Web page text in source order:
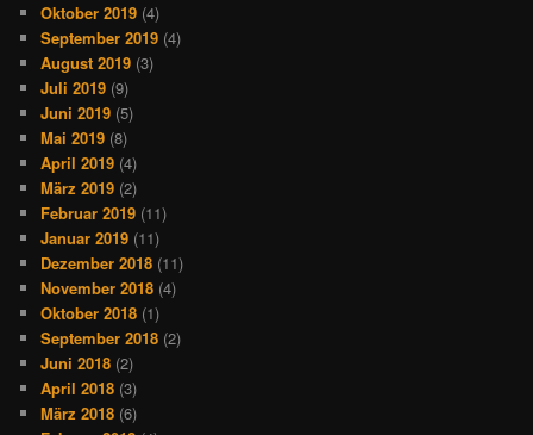
Oktober 2019 (4)
September 2019 (4)
August 2019 (3)
Juli 2019 (9)
Juni 2019 (5)
Mai 2019 (8)
April 2019 (4)
März 2019 (2)
Februar 2019 (11)
Januar 2019 (11)
Dezember 2018 (11)
November 2018 (4)
Oktober 2018 (1)
September 2018 (2)
Juni 2018 (2)
April 2018 (3)
März 2018 (6)